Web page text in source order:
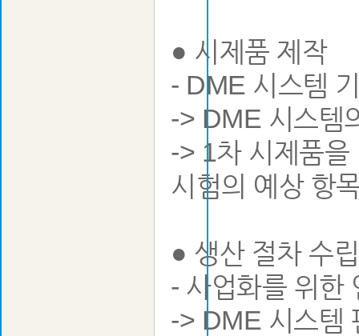
● 시제품 제작
- DME 시스템
-> DME 시스템
-> 1차 시제품
시험의 예상 항
● 생산 절차 수
- 사업화를 위한
-> DME 시스템